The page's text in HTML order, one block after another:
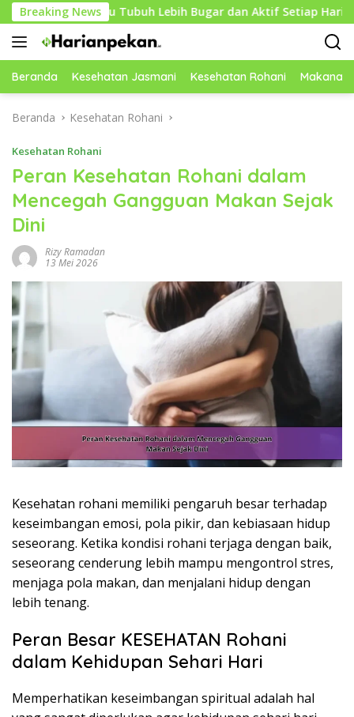
Langsung
ke
konten
Breaking News
Tubuh Lebih Bugar dan Aktif Setiap Hari Cara
Beranda Kesehatan Jasmani Kesehatan Rohani Makanan
Beranda Kesehatan Rohani
Kesehatan Rohani
Peran Kesehatan Rohani dalam
Mencegah Gangguan Makan Sejak
Dini
Rizy Ramadan
13 Mei 2026
Kesehatan rohani memiliki pengaruh besar terhadap
keseimbangan emosi, pola pikir, dan kebiasaan hidup
seseorang. Ketika kondisi rohani terjaga dengan baik,
seseorang cenderung lebih mampu mengontrol stres,
menjaga pola makan, dan menjalani hidup dengan
lebih tenang.
Peran Besar KESEHATAN Rohani
dalam Kehidupan Sehari Hari
Memperhatikan keseimbangan spiritual adalah hal